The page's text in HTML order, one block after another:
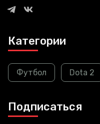
Категории
Футбол Dota 2
Подписаться